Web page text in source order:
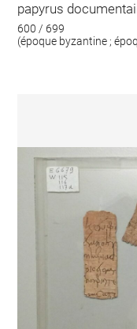
papyrus
600 / 699
(époque byzantine ;